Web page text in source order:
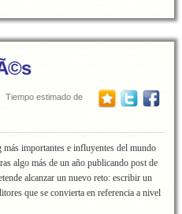
Tiempo estimado de
importantes e influyentes del mundo
algo más de un año publicando post de
alcanzar un nuevo reto: escribir un
que se convierta en referencia a nivel